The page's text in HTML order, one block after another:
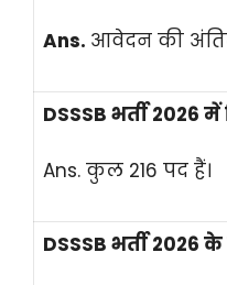
Ans. आवेदन की अंतिम
DSSSB भर्ती 2026
Ans. कुल 216 पद हैं।
DSSSB भर्ती 2026